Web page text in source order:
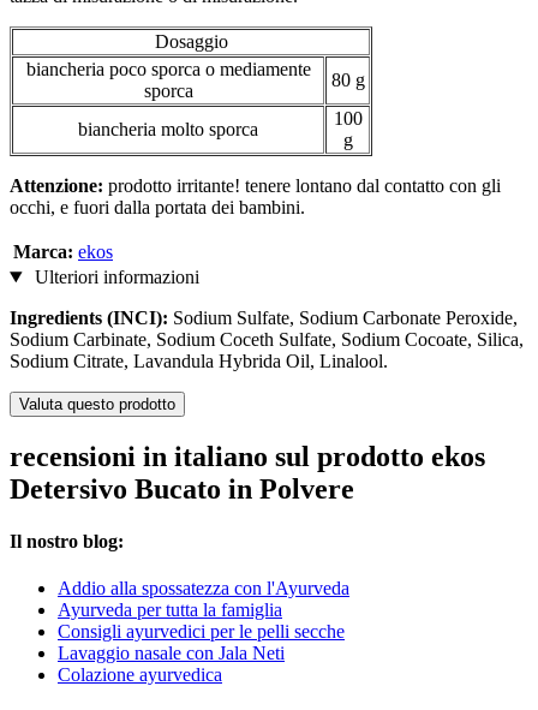
Dosaggio
biancheria poco sporca o mediamente
sporca
80 g
biancheria molto sporca
100
g
Attenzione: prodotto irritante! tenere lontano dal contatto con gli
occhi, e fuori dalla portata dei bambini.
Marca: ekos
Ulteriori informazioni
Ingredients (INCI): Sodium Sulfate, Sodium Carbonate Peroxide,
Sodium Carbinate, Sodium Coceth Sulfate, Sodium Cocoate, Silica,
Sodium Citrate, Lavandula Hybrida Oil, Linalool.
Valuta questo prodotto
recensioni in italiano sul prodotto ekos
Detersivo Bucato in Polvere
Il nostro blog:
Addio alla spossatezza con l'Ayurveda
Ayurveda per tutta la famiglia
Consigli ayurvedici per le pelli secche
Lavaggio nasale con Jala Neti
Colazione ayurvedica